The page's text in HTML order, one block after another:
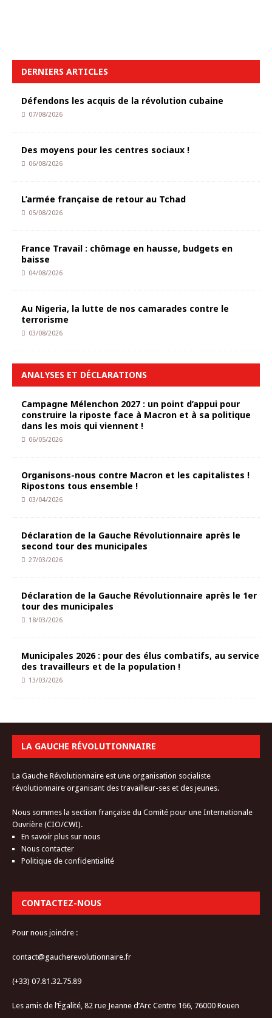
DERNIERS ARTICLES
Défendons les acquis de la révolution cubaine
07/08/2026
Des moyens pour les centres sociaux !
06/08/2026
L’armée française de retour au Tchad
05/08/2026
France Travail : chômage en hausse, budgets en
baisse
04/08/2026
Au Nigeria, la lutte de nos camarades contre le
terrorisme
03/08/2026
ANALYSES ET DÉCLARATIONS
Campagne Mélenchon 2027 : un point d’appui pour
construire la riposte face à Macron et à sa politique
dans les mois qui viennent !
06/05/2026
Organisons-nous contre Macron et les capitalistes !
Ripostons tous ensemble !
03/04/2026
Déclaration de la Gauche Révolutionnaire après le
second tour des municipales
27/03/2026
Déclaration de la Gauche Révolutionnaire après le 1er
tour des municipales
18/03/2026
Municipales 2026 : pour des élus combatifs, au service
des travailleurs et de la population !
13/03/2026
LA GAUCHE RÉVOLUTIONNAIRE
La Gauche Révolutionnaire est une organisation socialiste
révolutionnaire organisant des travailleur-ses et des jeunes.
Nous sommes la section française du Comité pour une Internationale
Ouvrière (CIO/CWI).
En savoir plus sur nous
Nous contacter
Politique de confidentialité
CONTACTEZ-NOUS
Pour nous joindre :
contact@gaucherevolutionnaire.fr
(+33) 07.81.32.75.89
Les amis de l’Égalité, 82 rue Jeanne d’Arc Centre 166, 76000 Rouen